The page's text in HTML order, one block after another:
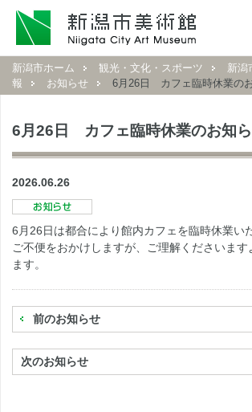
新潟市ホーム 観光・文化・スポーツ 新潟
報
お知らせ 6月26日 カフェ臨時休業の
6月26日 カフェ臨時休業のお知
2026.06.26
6月26日は都合により館内カフェを臨時休業い
ご不便をおかけしますが、ご理解くださいます
ます。
前のお知らせ
次のお知らせ